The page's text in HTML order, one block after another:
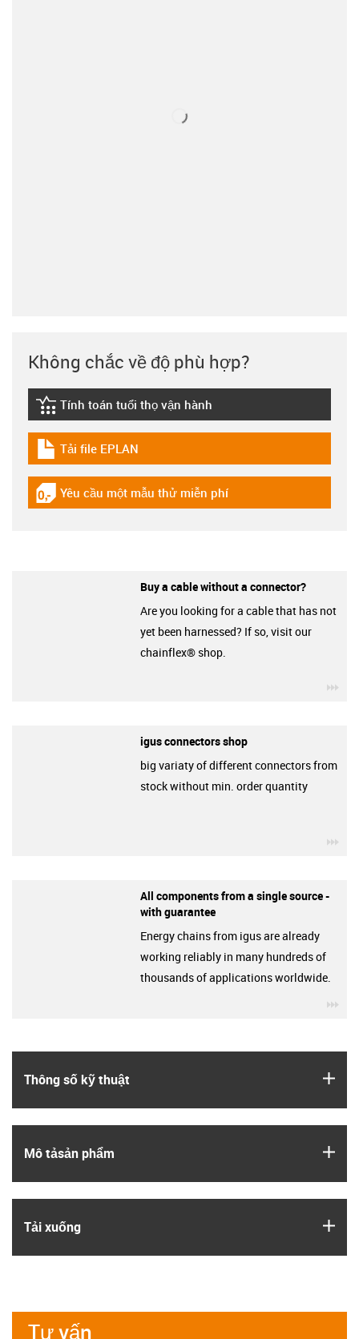
Thông số kỹ thuật
Mô tả­sản phẩm
Tải xuống
Không chắc về độ phù hợp?
igus-icon-lebensdauerrechner
Tính toán tuổi thọ vận hành
igus-icon-download-plan
Tải file EPLAN
igus-icon-gratismuster
Yêu cầu một mẫu thử miễn phí
Buy a cable without a connector?
Are you looking for a cable that has not
yet been harnessed? If so, visit our
chainflex® shop.
igus connectors shop
big variaty of different connectors from
stock without min. order quantity
All components from a single source -
with guarantee
Energy chains from igus are already
working reliably in many hundreds of
thousands of applications worldwide.
Tư vấn